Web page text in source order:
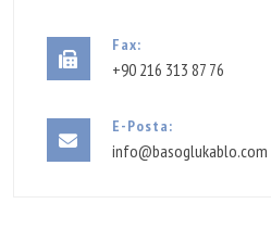
Fax:
+90 216 313 87 76
E-Posta:
info@basoglukablo.com